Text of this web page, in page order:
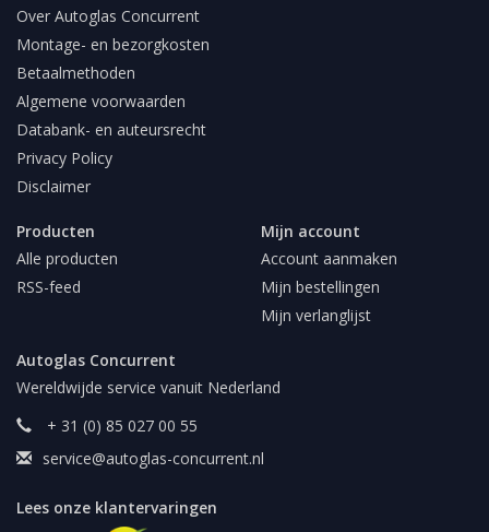
Over Autoglas Concurrent
Montage- en bezorgkosten
Betaalmethoden
Algemene voorwaarden
Databank- en auteursrecht
Privacy Policy
Disclaimer
Producten
Alle producten
RSS-feed
Mijn account
Account aanmaken
Mijn bestellingen
Mijn verlanglijst
Autoglas Concurrent
Wereldwijde service vanuit Nederland
+ 31 (0) 85 027 00 55
service@autoglas-concurrent.nl
Lees onze klantervaringen